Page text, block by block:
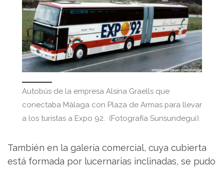
Autobús de la empresa Alsina Graells que
conectaba Málaga con Plaza de Armas para llevar
a los turistas a Expo 92. (Fotografía Sunsundegui).
También en la galería comercial, cuya cubierta
está formada por lucernarias inclinadas, se pudo